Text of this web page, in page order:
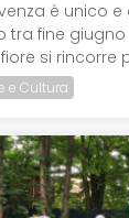
è unico
fine giugno
si rincorre
e Cultura